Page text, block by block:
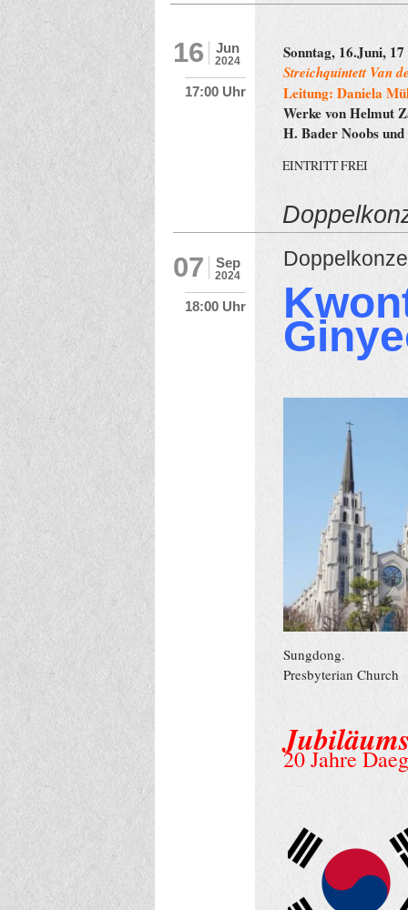
Jun
2024
16
17:00 Uhr
Sonntag, 16.Juni,
Streichquintett Van
Leitung: Daniela
Werke von Helmut
H. Bader Noobs
EINTRITT FREI
Sep
2024
07
18:00 Uhr
Presbyterian Church
20 Jahre